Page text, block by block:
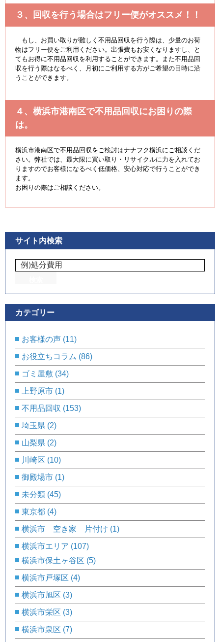
３、回収を行う場合はフリー便がオススメ！！
もし、お買い取りが難しく不用品回収を行う際は、少量のお荷
物はフリー便をご利用ください。出張費もお安くなりますし、と
てもお得に不用品回収を利用することができます。また不用品回
収を行う際はなるべく、月初にご利用する方がご希望の日時に沿
うことができます。
４、横浜市港南区で不用品回収にお困りの際
は。
横浜市港南区で不用品回収をご検討はナナフク横浜にご相談くだ
さい。弊社では、最大限に買い取り・リサイクルに力を入れてお
りますのでお客様になるべく低価格、安心対応で行うことができ
ます。
お困りの際はご相談ください。
サイト内検索
カテゴリー
お客様の声 (11)
お役立ちコラム (86)
ゴミ屋敷 (34)
上野原市 (1)
不用品回収 (153)
埼玉県 (2)
山梨県 (2)
川崎区 (10)
御殿場市 (1)
未分類 (45)
東京都 (4)
横浜市 空き家 片付け (1)
横浜市エリア (107)
横浜市保土ヶ谷区 (5)
横浜市戸塚区 (4)
横浜市旭区 (3)
横浜市栄区 (3)
横浜市泉区 (7)